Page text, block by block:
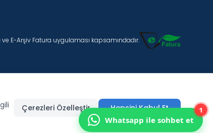
Whatsapp ile sohbet et
1
E-Arşiv Fatura uygulaması kapsamındadır.
Çerezleri Özelleştir Hepsini Kabul Et